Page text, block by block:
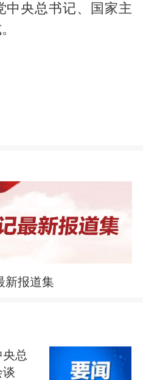
中央总书记、国家主
新报道集
总
谈